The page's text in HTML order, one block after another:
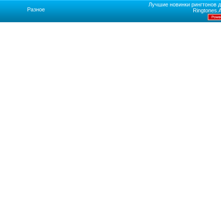
Разное
Лучшие новинки рингтонов